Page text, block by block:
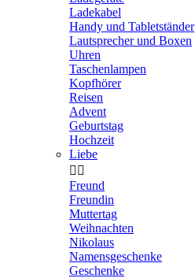
Ladekabel
Handy und Tabletständer
Lautsprecher und Boxen
Uhren
Taschenlampen
Kopfhörer
Reisen
Advent
Geburtstag
Hochzeit
Liebe
 
Freund
Freundin
Muttertag
Weihnachten
Nikolaus
Namensgeschenke
Geschenke